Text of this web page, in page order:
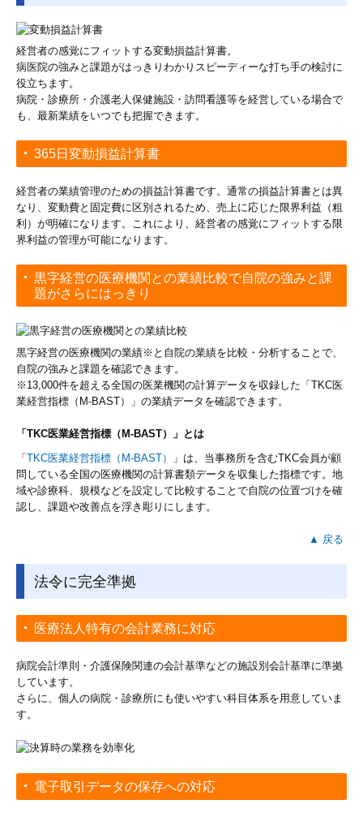
経営者の感覚にフィットする変動損益計算書。
病医院の強みと課題がはっきりわかりスピーディーな打ち手の検討に
役立ちます。
病院・診療所・介護老人保健施設・訪問看護等を経営している場合で
も、最新業績をいつでも把握できます。
365日変動損益計算書
経営者の業績管理のための損益計算書です。通常の損益計算書とは異
なり、変動費と固定費に区別されるため、売上に応じた限界利益（粗
利）が明確になります。これにより、経営者の感覚にフィットする限
界利益の管理が可能になります。
黒字経営の医療機関との業績比較で自院の強みと課
題がさらにはっきり
黒字経営の医療機関の業績※と自院の業績を比較・分析することで、
自院の強みと課題を確認できます。
※13,000件を超える全国の医業機関の計算データを収録した「TKC医
業経営指標（M-BAST）」の業績データを確認できます。
「TKC医業経営指標（M-BAST）」とは
「 TKC医業経営指標（M-BAST）
」は、当事務所を含むTKC会員が顧
問している全国の医療機関の計算書類データを収集した指標です。地
域や診療科、規模などを設定して比較することで自院の位置づけを確
認し、課題や改善点を浮き彫りにします。
▲ 戻る
法令に完全準拠
医療法人特有の会計業務に対応
病院会計準則・介護保険関連の会計基準などの施設別会計基準に準拠
しています。
さらに、個人の病院・診療所にも使いやすい科目体系を用意していま
す。
電子取引データの保存への対応